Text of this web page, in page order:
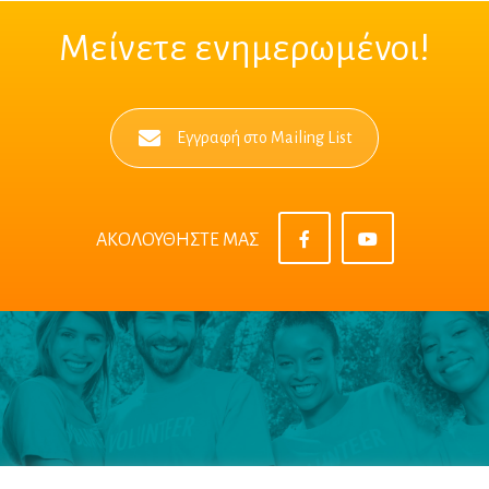
Μείνετε ενημερωμένοι!
Εγγραφή στο Mailing List
ΑΚΟΛΟΥΘΗΣΤΕ ΜΑΣ